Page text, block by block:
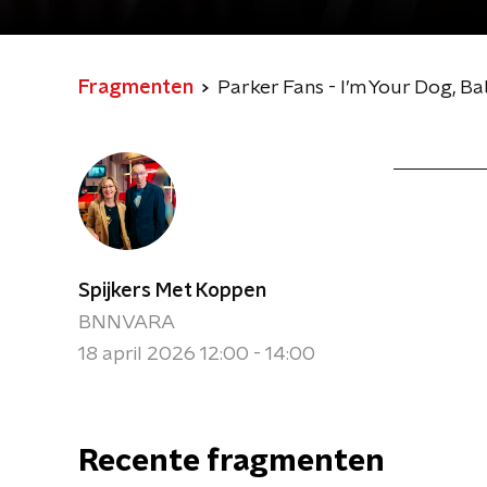
Fragmenten Parker Fans - I’m Your Dog,
Spijkers Met Koppen
BNNVARA
18 april 2026 12:00 - 14:00
Recente fragmenten